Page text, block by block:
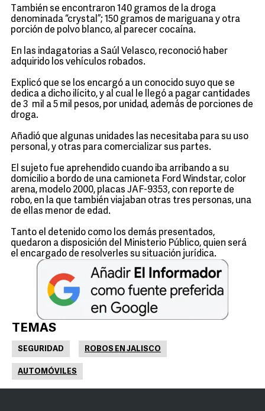
También se encontraron 140 gramos de la droga
denominada “crystal”; 150 gramos de mariguana y otra
porción de polvo blanco, al parecer cocaína.
En las indagatorias a Saúl Velasco, reconoció haber
adquirido los vehículos robados.
Explicó que se los encargó a un conocido suyo que se
dedica a dicho ilícito, y al cual le llegó a pagar cantidades
de 3 mil a 5 mil pesos, por unidad, además de porciones de
droga.
Añadió que algunas unidades las necesitaba para su uso
personal, y otras para comercializar sus partes.
El sujeto fue aprehendido cuando iba arribando a su
domicilio a bordo de una camioneta Ford Windstar, color
arena, modelo 2000, placas JAF-9353, con reporte de
robo, en la que también viajaban otras tres personas, una
de ellas menor de edad.
Tanto el detenido como los demás presentados,
quedaron a disposición del Ministerio Público, quien será
el encargado de resolverles su situación jurídica.
TEMAS
SEGURIDAD ROBOS EN JALISCO
AUTOMÓVILES